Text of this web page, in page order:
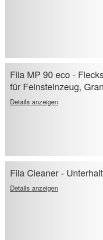
Fila MP 90 eco -
für Feinsteinzeug,
Details anzeigen
Fila Cleaner -
Details anzeigen